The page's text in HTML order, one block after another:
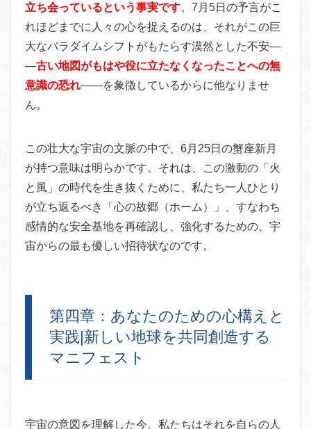
立ち会っているという事実です。7月5日の予言がこ
れほどまでに人々の心を捉えるのは、それがこの巨
大なパラダイムシフトがもたらす漠然とした不安―
―古い地図がもはや役に立たなくなったことへの無
意識の恐れ――を象徴しているからに他なりませ
ん。
この壮大な宇宙の文脈の中で、6月25日の蟹座新月
が持つ意味は明らかです。それは、この激動の「火
と風」の時代を生き抜くために、私たち一人ひとり
が立ち返るべき「心の故郷（ホーム）」、すなわち
感情的な安全基地を再確認し、強化するための、宇
宙からの最も優しい招待状なのです。
第四章：あなたのための心構えと
実践|新しい地球を共同創造する
マニフェスト
宇宙の意図を理解した今、私たちはそれを自らの人